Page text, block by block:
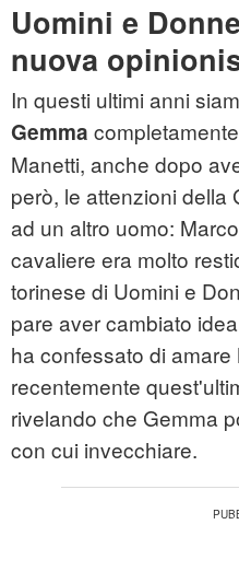
Uomini e
nuova
In questi ultimi anni
Gemma
Manetti, anche dopo
però, le attenzioni della
ad un altro uomo:
cavaliere era molto
torinese di Uomini e
pare aver cambiato
ha confessato di amare
recentemente
rivelando che Gemma
con cui invecchiare.